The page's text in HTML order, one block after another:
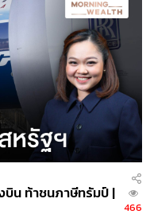
บิน ท้าชนภาษีทรัมป์ |
466